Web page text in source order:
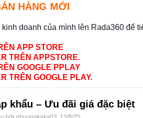
HÀNG MỚI
doanh của mình lên Rada360 để
APP STORE
TRÊN APPSTORE.
GOOGLE PPLAY
TRÊN GOOGLE PLAY.
khẩu – Ưu đãi giá đặc biệt